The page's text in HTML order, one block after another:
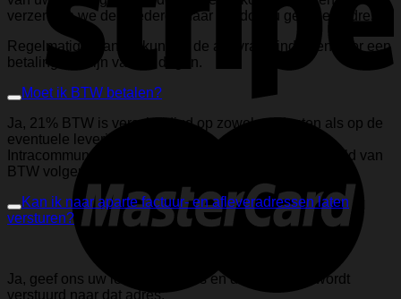
verzenden we de goederen naar het door u gekozen adres.
Regelmatige klanten kunnen de aanvraag indienen voor een
betalingstermijn van 30 dagen.
Moet ik BTW betalen?
Ja, 21% BTW is verschuldigd op zowel producten als op de
eventuele leveringskost.
Intracommunautaire leveringen zijn evenwel vrijgesteld van
BTW volgens art 39bis.
Kan ik naar aparte factuur- en afleveradressen laten
versturen?
Ja, geef ons uw levering details en de bestelling wordt
verstuurd naar dat adres.